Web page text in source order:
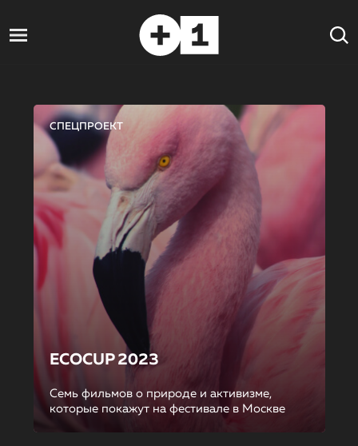
СПЕЦПРОЕКТ
ECOCUP 2023
Семь фильмов о природе и активизме,
которые покажут на фестивале в Москве